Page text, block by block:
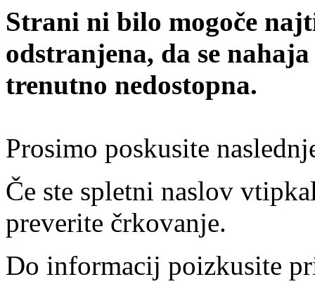
Strani ni bilo mogoče
odstranjena, da se
trenutno nedostopna.
Prosimo poskusite
Če ste spletni naslov
preverite črkovanje.
Do informacij poizkusite